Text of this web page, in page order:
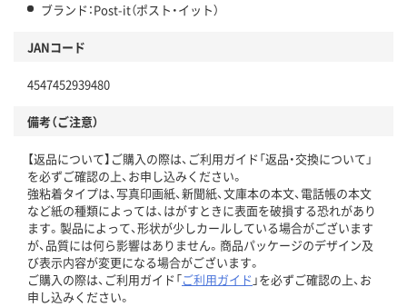
ブランド：Post-it（ポスト・イット）
JANコード
4547452939480
備考（ご注意）
【返品について】ご購入の際は、ご利用ガイド「返品・交換について」
を必ずご確認の上、お申し込みください。
強粘着タイプは、写真印画紙、新聞紙、文庫本の本文、電話帳の本文
など紙の種類によっては、はがすときに表面を破損する恐れがあり
ます。製品によって、形状が少しカールしている場合がございます
が、品質には何ら影響はありません。商品パッケージのデザイン及
び表示内容が変更になる場合がございます。
ご購入の際は、ご利用ガイド「ご利用ガイド 」を必ずご確認の上、お
申し込みください。